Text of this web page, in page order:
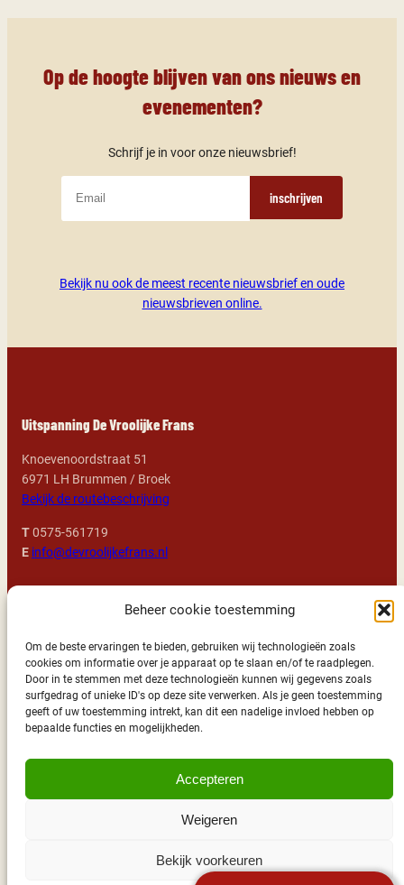
Beheer cookie toestemming
Om de beste ervaringen te bieden, gebruiken wij technologieën zoals
cookies om informatie over je apparaat op te slaan en/of te raadplegen.
Door in te stemmen met deze technologieën kunnen wij gegevens zoals
surfgedrag of unieke ID's op deze site verwerken. Als je geen toestemming
geeft of uw toestemming intrekt, kan dit een nadelige invloed hebben op
bepaalde functies en mogelijkheden.
Accepteren
Weigeren
Bekijk voorkeuren
Op de hoogte blijven van ons nieuws en
evenementen?
Schrijf je in voor onze nieuwsbrief!
inschrijven
Bekijk nu ook de meest recente nieuwsbrief en oude
nieuwsbrieven online.
Uitspanning De Vroolijke Frans
Knoevenoordstraat 51
6971 LH Brummen / Broek
Bekijk de routebeschrijving
T0575-561719
E info@devroolijkefrans.nl
We kijken uit naar uw komst!
Wil je ook deel uitmaken van ons Vroolijke team?